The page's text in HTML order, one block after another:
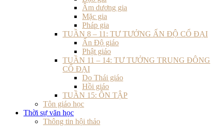
Âm dương gia
Mặc gia
Pháp gia
TUẦN 8 – 11: TƯ TƯỞNG ẤN ĐỘ CỔ ĐẠI
Ấn Độ giáo
Phật giáo
TUẦN 11 – 14: TƯ TƯỞNG TRUNG ĐÔNG
CỔ ĐẠI
Do Thái giáo
Hồi giáo
TUẦN 15: ÔN TẬP
Tôn giáo học
Thời sự văn học
Thông tin hội thảo